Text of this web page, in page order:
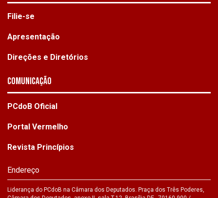
Filie-se
Apresentação
Direções e Diretórios
Comunicação
PCdoB Oficial
Portal Vermelho
Revista Princípios
Endereço
Liderança do PCdoB na Câmara dos Deputados. Praça dos Três Poderes,